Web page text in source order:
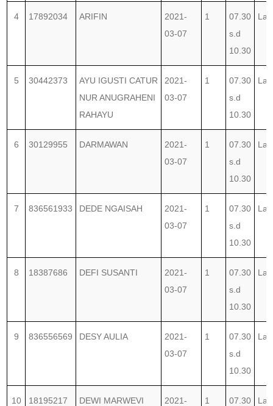
4 17892034 ARIFIN
2021-
03-07
1
07.30
s.d
10.30
5 30442373
AYU IGUSTI CATUR
NUR ANUGRAHENI
RAHAYU
2021-
03-07
1
07.30
s.d
10.30
6 30129955 DARMAWAN
2021-
03-07
1
07.30
s.d
10.30
7 836561933 DEDE NGAISAH
2021-
03-07
1
07.30
s.d
10.30
8 18387686 DEFI SUSANTI
2021-
03-07
1
07.30
s.d
10.30
9 836556569 DESY AULIA
2021-
03-07
1
07.30
s.d
10.30
10 18195217 DEWI MARWEVI
2021-
1
07.30